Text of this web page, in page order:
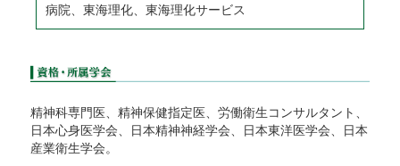
病院、東海理化、東海理化サービス
精神科専門医、精神保健指定医、労働衛生コンサルタント、
日本心身医学会、日本精神神経学会、日本東洋医学会、日本
産業衛生学会。